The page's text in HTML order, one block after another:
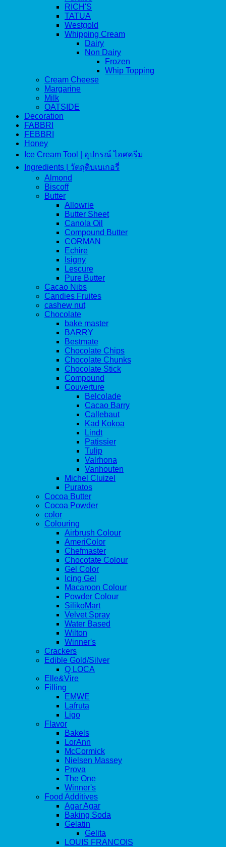
RICH'S
TATUA
Westgold
Whipping Cream
Dairy
Non Dairy
Frozen
Whip Topping
Cream Cheese
Margarine
Milk
OATSIDE
Decoration
FABBRI
FEBBRI
Honey
Ice Cream Tool | อุปกรณ์ ไอศครีม
Ingredients | วัตถุดิบเบเกอรี่
Almond
Biscoff
Butter
Allowrie
Butter Sheet
Canola Oil
Compound Butter
CORMAN
Echire
Isigny
Lescure
Pure Butter
Cacao Nibs
Candies Fruites
cashew nut
Chocolate
bake master
BARRY
Bestmate
Chocolate Chips
Chocolate Chunks
Chocolate Stick
Compound
Couverture
Belcolade
Cacao Barry
Callebaut
Kad Kokoa
Lindt
Patissier
Tulip
Valrhona
Vanhouten
Michel Cluizel
Puratos
Cocoa Butter
Cocoa Powder
color
Colouring
Airbrush Colour
AmeriColor
Chefmaster
Chocotate Colour
Gel Color
Icing Gel
Macaroon Colour
Powder Colour
SilikoMart
Velvet Spray
Water Based
Wilton
Winner's
Crackers
Edible Gold/Silver
Q LOCA
Elle&Vire
Filling
EMWE
Lafruta
Ligo
Flavor
Bakels
LorAnn
McCormick
Nielsen Massey
Prova
The One
Winner's
Food Additives
Agar Agar
Baking Soda
Gelatin
Gelita
LOUIS FRANCOIS